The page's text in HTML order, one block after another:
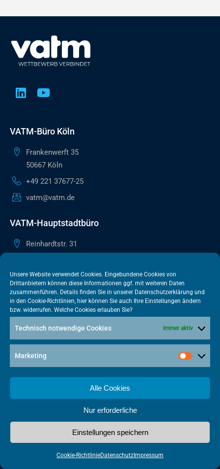
Unsere Website verwendet Cookies. Eingebundene Cookies von
Drittanbietern können diese Informationen ggf. mit weiteren Daten
zusammenführen. Details finden Sie in unserer Datenschutzerklärung und
in den Cookie-Richtlinien, hier können Sie auch Ihre Einstellungen ändern
bzw. widerrufen. Welche Cookies erlauben Sie?
Technisch notwendige Cookies Immer aktiv
Marketing
Alle Cookies
Nur erforderliche
Einstellungen speichern
Cookie-RichtlinieDatenschutz Impressum
VATM-Büro Köln
Frankenwerft 35
50667 Köln
+49 221 37677-25
vatm@vatm.de
VATM-Hauptstadtbüro
Reinhardtstr. 31
+49 30 505615-38
berlin@vatm.de
VATM-Büro Brüssel
Made with by Punktkom Werbeagentur